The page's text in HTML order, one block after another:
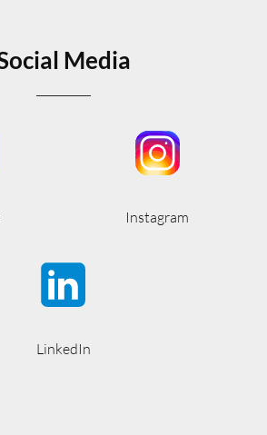
Media
Instagram
LinkedIn